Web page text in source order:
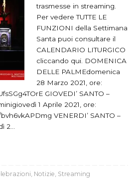
trasmesse in streaming.
Per vedere TUTTE LE
FUNZIONI della Settimana
Santa puoi consultare il
CALENDARIO LITURGICO
cliccando qui. DOMENICA
DELLE PALMEdomenica
28 Marzo 2021, ore:
GIOVEDI’ SANTO –
1 Aprile 2021, ore:
VENERDI’ SANTO –
2…
Notizie Streaming